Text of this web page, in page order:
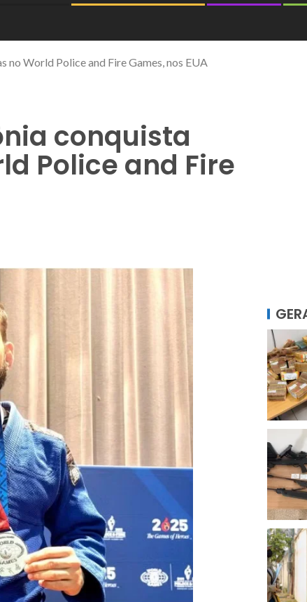
no World Police and Fire Games, nos EUA
conquista
Police and Fire